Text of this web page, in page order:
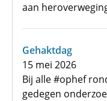
aan
Gehaktdag
15 mei 2026
Bij alle #ophef
gedegen